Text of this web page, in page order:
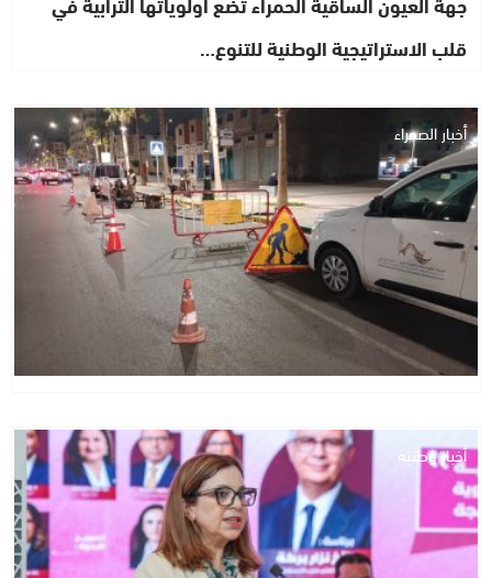
قلب الاستراتيجية الوطنية للتنوع…
أخبار الصحراء
أخبار وطنية